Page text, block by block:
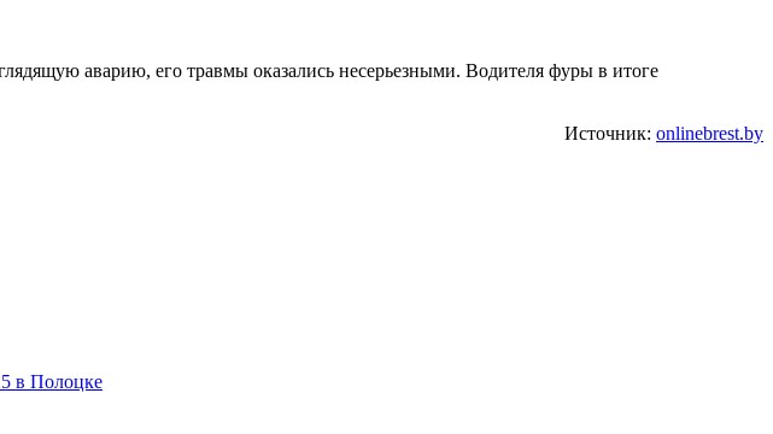
аварию, его травмы оказались несерьезными. Водителя фуры в итоге
Источник: onlinebrest.by
в Полоцке